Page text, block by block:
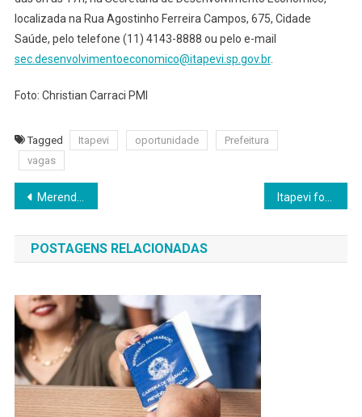
localizada na Rua Agostinho Ferreira Campos, 675, Cidade
Saúde, pelo telefone (11) 4143-8888 ou pelo e-mail
sec.desenvolvimentoeconomico@itapevi.sp.gov.br.
Foto: Christian Carraci PMI
Tagged Itapevi oportunidade
Prefeitura
vagas
Navegação
de
Post
Merenda Escolar: Brasil e Estados Unidos em Perspectiva Comparada
POSTAGENS RELACIONADAS